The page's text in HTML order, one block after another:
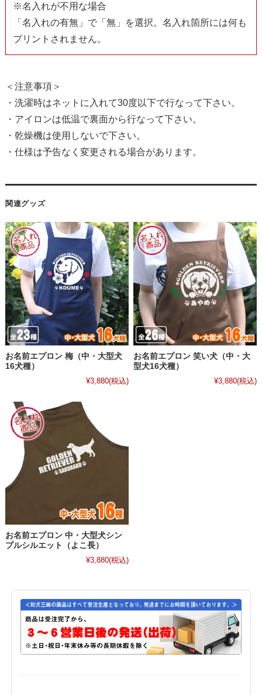
※名入れが不用な場合
「名入れの有無」で「無」を選択。名入れ箇所には何も
プリントされません。
＜注意事項＞
・洗濯時はネットに入れて30度以下で行なって下さい。
・アイロンは低温で裏面から行なって下さい。
・乾燥機は使用しないで下さい。
・仕様は予告なく変更される場合があります。
関連グッズ
お名前エプロン 梅（中・大型犬
16犬種）
¥3,880(税込)
お名前エプロン 笑い犬（中・大
型犬16犬種）
¥3,880(税込)
お名前エプロン 中・大型犬シン
プルシルエット（よこ長）
¥3,880(税込)